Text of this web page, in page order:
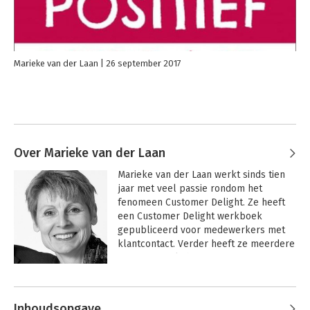
Marieke van der Laan 26 september 2017
Over Marieke van der Laan
Marieke van der Laan werkt sinds tien
jaar met veel passie rondom het
fenomeen Customer Delight. Ze heeft
een Customer Delight werkboek
gepubliceerd voor medewerkers met
klantcontact. Verder heeft ze meerdere
in haar trainingen en in het boek. De